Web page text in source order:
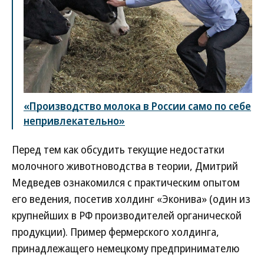
«Производство молока в России само по себе
непривлекательно»
Перед тем как обсудить текущие недостатки
молочного животноводства в теории, Дмитрий
Медведев ознакомился с практическим опытом
его ведения, посетив холдинг «Эконива» (один из
крупнейших в РФ производителей органической
продукции). Пример фермерского холдинга,
принадлежащего немецкому предпринимателю